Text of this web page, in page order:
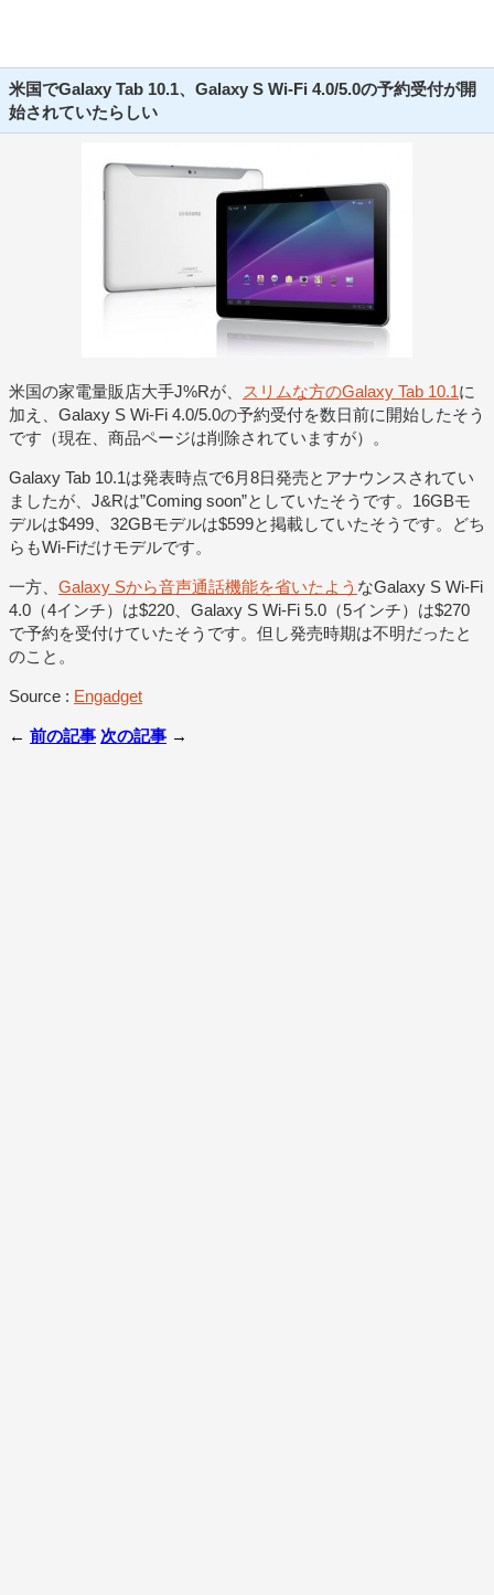
米国でGalaxy Tab 10.1、Galaxy S Wi-Fi 4.0/5.0の予約受付が開
始されていたらしい
米国の家電量販店大手J%Rが、 スリムな方のGalaxy Tab 10.1に
加え、Galaxy S Wi-Fi 4.0/5.0の予約受付を数日前に開始したそう
です（現在、商品ページは削除されていますが）。
Galaxy Tab 10.1は発表時点で6月8日発売とアナウンスされてい
ましたが、J&Rは”Coming soon”としていたそうです。16GBモ
デルは$499、32GBモデルは$599と掲載していたそうです。どち
らもWi-Fiだけモデルです。
一方、 Galaxy Sから音声通話機能を省いたよう なGalaxy S Wi-Fi
4.0（4インチ）は$220、Galaxy S Wi-Fi 5.0（5インチ）は$270
で予約を受付けていたそうです。但し発売時期は不明だったと
のこと。
Source : Engadget
← 前の記事 次の記事 →